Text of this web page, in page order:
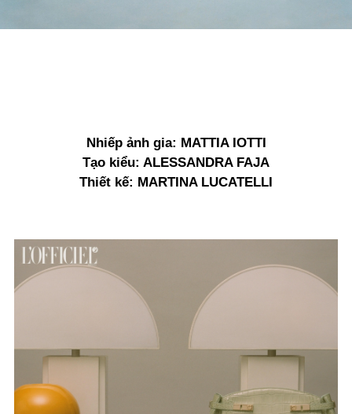
Nhiếp ảnh gia: MATTIA IOTTI
Tạo kiểu: ALESSANDRA FAJA
Thiết kế: MARTINA LUCATELLI